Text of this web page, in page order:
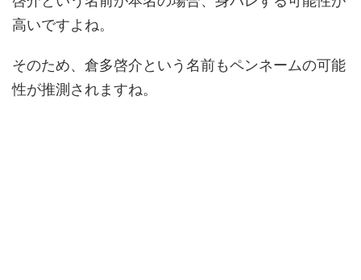
高いですよね。
そのため、倉多啓介という名前もペンネームの可能
性が推測されますね。